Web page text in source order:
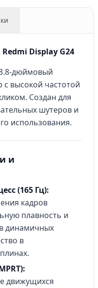
Display G24
дюймовый
высокой частотой
Создан для
шутеров и
использования.
и
(165 Гц):
кадров
плавность и
динамичных
в
движущихся